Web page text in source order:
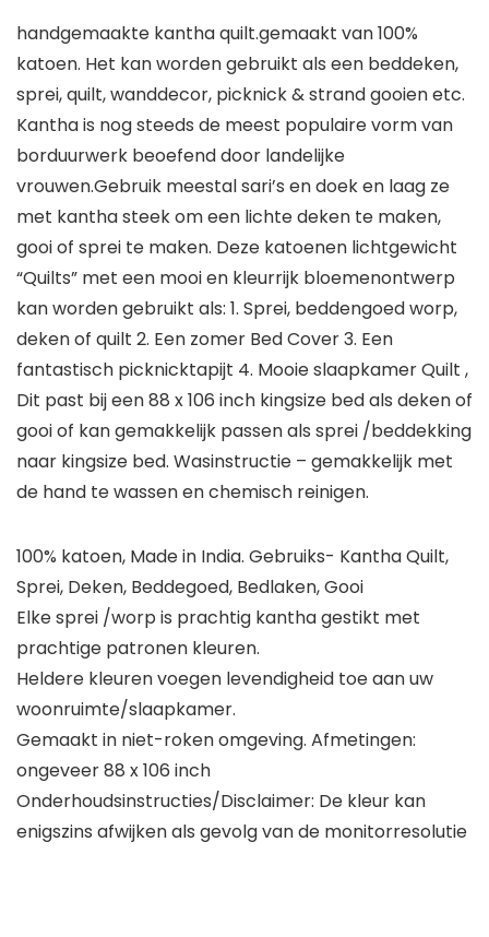
handgemaakte kantha quilt.gemaakt van 100%
katoen. Het kan worden gebruikt als een beddeken,
sprei, quilt, wanddecor, picknick & strand gooien etc.
Kantha is nog steeds de meest populaire vorm van
borduurwerk beoefend door landelijke
vrouwen.Gebruik meestal sari’s en doek en laag ze
met kantha steek om een lichte deken te maken,
gooi of sprei te maken. Deze katoenen lichtgewicht
“Quilts” met een mooi en kleurrijk bloemenontwerp
kan worden gebruikt als: 1. Sprei, beddengoed worp,
deken of quilt 2. Een zomer Bed Cover 3. Een
fantastisch picknicktapijt 4. Mooie slaapkamer Quilt ,
Dit past bij een 88 x 106 inch kingsize bed als deken of
gooi of kan gemakkelijk passen als sprei /beddekking
naar kingsize bed. Wasinstructie – gemakkelijk met
de hand te wassen en chemisch reinigen.
100% katoen, Made in India. Gebruiks- Kantha Quilt,
Sprei, Deken, Beddegoed, Bedlaken, Gooi
Elke sprei /worp is prachtig kantha gestikt met
prachtige patronen kleuren.
Heldere kleuren voegen levendigheid toe aan uw
woonruimte/slaapkamer.
Gemaakt in niet-roken omgeving. Afmetingen:
ongeveer 88 x 106 inch
Onderhoudsinstructies/Disclaimer: De kleur kan
enigszins afwijken als gevolg van de monitorresolutie